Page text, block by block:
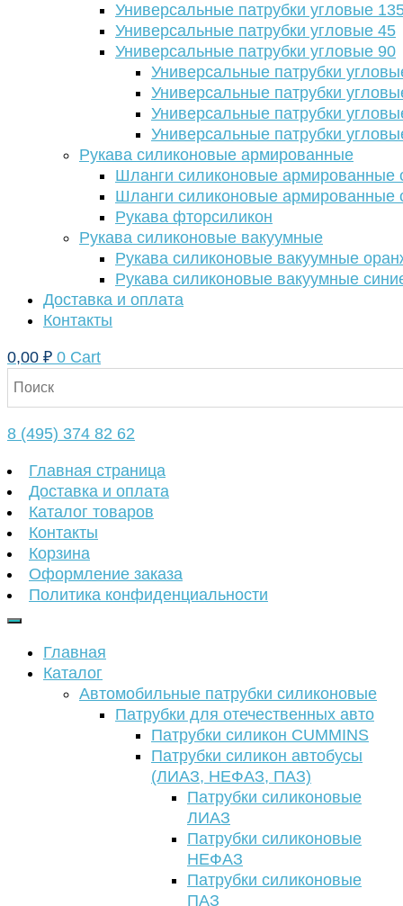
Универсальные патрубки угловые
Универсальные патрубки угловые 45
Универсальные патрубки угловые 90
Универсальные патрубки
Универсальные патрубки
Универсальные патрубки
Универсальные патрубки
Рукава силиконовые армированные
Шланги силиконовые армированные
Шланги силиконовые армированные
Рукава фторсиликон
Рукава силиконовые вакуумные
Рукава силиконовые вакуумные
Рукава силиконовые вакуумные
Доставка и оплата
Контакты
0,00 ₽ 0 Cart
8 (495) 374 82 62
Главная страница
Доставка и оплата
Каталог товаров
Контакты
Корзина
Оформление заказа
Политика конфиденциальности
Главная
Каталог
Автомобильные патрубки силиконовые
Патрубки для отечественных авто
Патрубки силикон CUMMINS
Патрубки силикон автобусы
(ЛИАЗ, НЕФАЗ, ПАЗ)
Патрубки силиконовые
ЛИАЗ
Патрубки силиконовые
НЕФАЗ
Патрубки силиконовые
ПАЗ